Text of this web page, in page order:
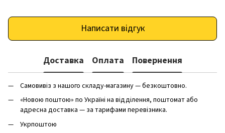
Написати відгук
Доставка Оплата Повернення
Самовивіз з нашого складу-магазину — безкоштовно.
«Новою поштою» по Україні на відділення, поштомат або
адресна доставка — за тарифами перевізника.
Укрпоштою